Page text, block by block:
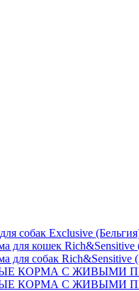
собак Exclusive
для кошек Rich&Sensitive
для собак Rich&Sensitive
КОРМА С ЖИВЫМИ
КОРМА С ЖИВЫМИ